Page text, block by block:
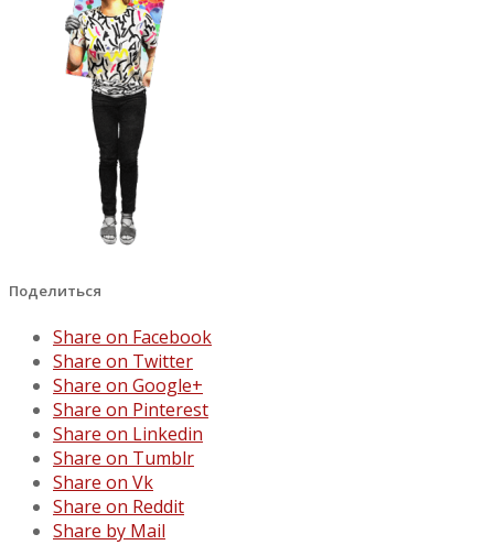
Поделиться
Share on Facebook
Share on Twitter
Share on Google+
Share on Pinterest
Share on Linkedin
Share on Tumblr
Share on Vk
Share on Reddit
Share by Mail